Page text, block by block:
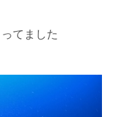
てました
イビングの技術
あります。スキン
条件付きでのご
返金には応じか